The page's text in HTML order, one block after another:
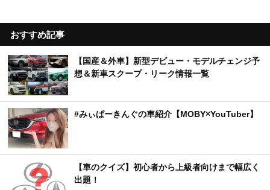
おすすめ記事
【国産＆外車】新型デビュー・モデルチェンジ予
想＆新車スクープ・リーク情報一覧
#みぃぱーきんぐの車紹介【MOBY×YouTuber】
【車のクイズ】初心者から上級者向けまで幅広く
出題！